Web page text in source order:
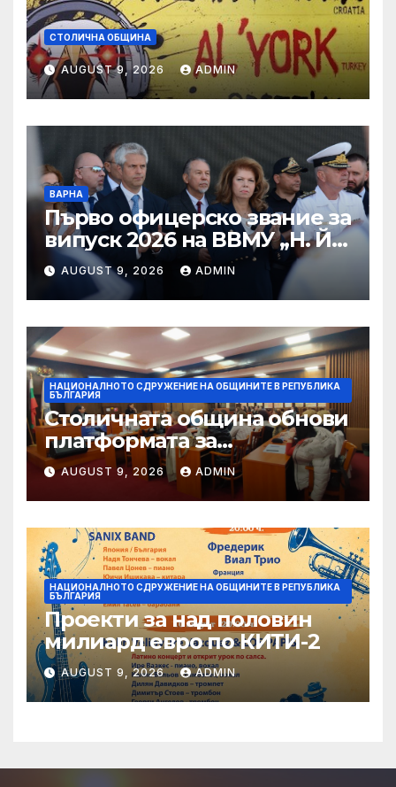
СТОЛИЧНА ОБЩИНА
AUGUST 9, 2026 ADMIN
ВАРНА
Първо офицерско звание за
випуск 2026 на ВВМУ „Н. Й.
Вапцаров“
AUGUST 9, 2026 ADMIN
НАЦИОНАЛНОТО СДРУЖЕНИЕ НА ОБЩИНИТЕ В РЕПУБЛИКА
БЪЛГАРИЯ
Столичната община обнови
платформата за
граждански сигнали Call
Sofia
AUGUST 9, 2026 ADMIN
НАЦИОНАЛНОТО СДРУЖЕНИЕ НА ОБЩИНИТЕ В РЕПУБЛИКА
БЪЛГАРИЯ
Проекти за над половин
милиард евро по КИТИ-2
AUGUST 9, 2026 ADMIN